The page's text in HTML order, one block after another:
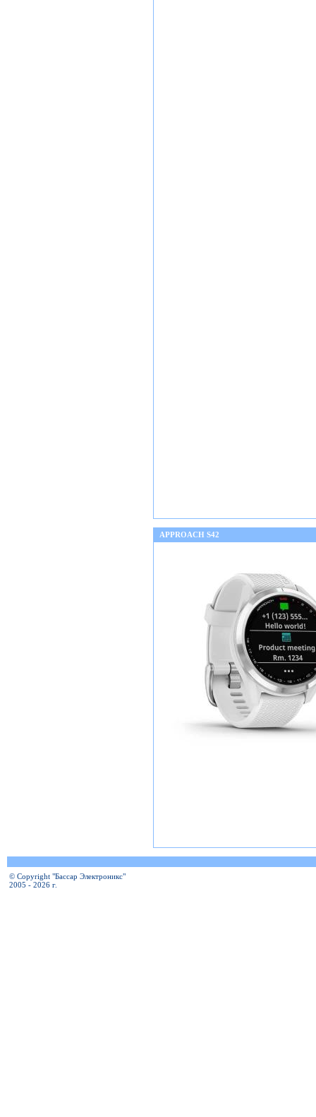
APPROACH S42
© Copyright "Бассар Электроникс"
2005 - 2026 г.